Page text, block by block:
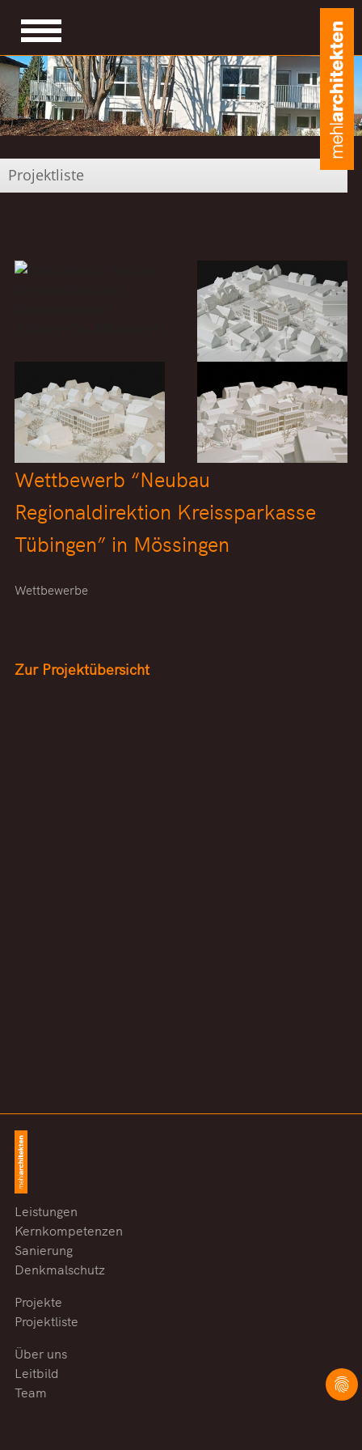
Projektliste
Wettbewerb “Neubau
Regionaldirektion Kreissparkasse
Tübingen” in Mössingen
Wettbewerbe
Zur Projektübersicht
Leistungen
Kernkompetenzen
Sanierung
Denkmalschutz
Projekte
Projektliste
Über uns
Leitbild
Team